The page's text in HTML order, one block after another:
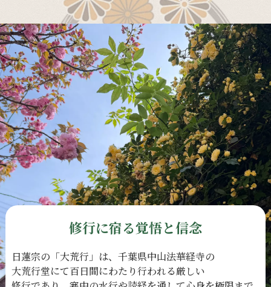
修行に宿る覚悟と信念
日蓮宗の 「大荒行」は、 千葉県中山法華経寺の
大荒行堂にて百日間にわたり行われる厳しい